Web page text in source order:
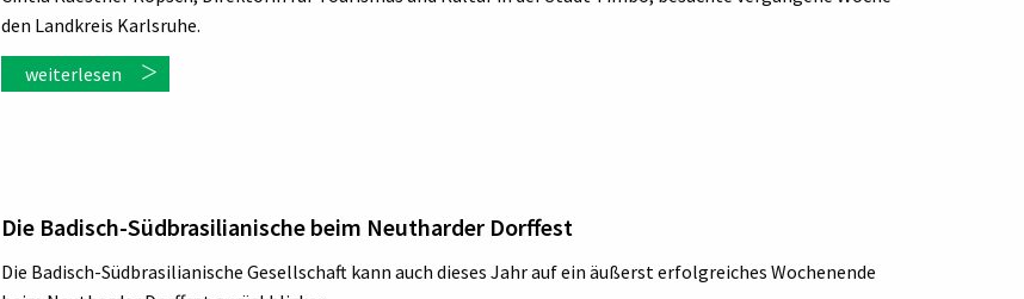
den Landkreis Karlsruhe.
weiterlesen
Die Badisch-Südbrasilianische beim Neutharder Dorffest
Die Badisch-Südbrasilianische Gesellschaft kann auch dieses Jahr auf ein äußerst erfolgreiches Wochenende